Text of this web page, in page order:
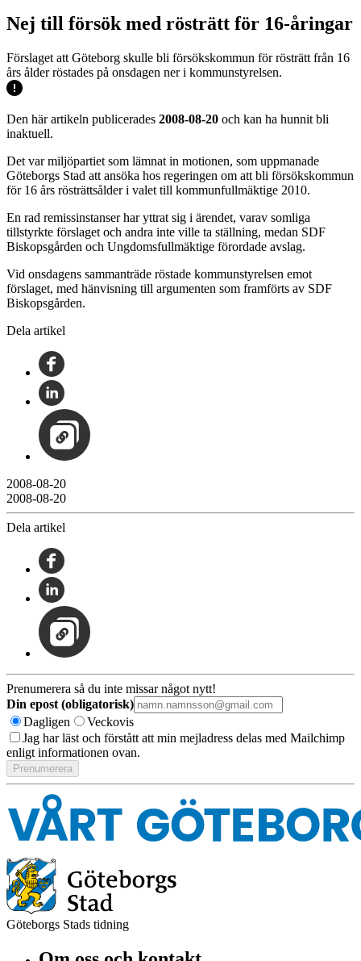
Nej till försök med rösträtt för 16-åringar
Förslaget att Göteborg skulle bli försökskommun för rösträtt från 16
års ålder röstades på onsdagen ner i kommunstyrelsen.
Den här artikeln publicerades 2008-08-20 och kan ha hunnit bli
inaktuell.
Det var miljöpartiet som lämnat in motionen, som uppmanade
Göteborgs Stad att ansöka hos regeringen om att bli försökskommun
för 16 års rösträttsålder i valet till kommunfullmäktige 2010.
En rad remissinstanser har yttrat sig i ärendet, varav somliga
tillstyrkte förslaget och andra inte ville ta ställning, medan SDF
Biskopsgården och Ungdomsfullmäktige förordade avslag.
Vid onsdagens sammanträde röstade kommunstyrelsen emot
förslaget, med hänvisning till argumenten som framförts av SDF
Biskopsgården.
Dela artikel
2008-08-20
2008-08-20
Dela artikel
Prenumerera så du inte missar något nytt!
Din epost (obligatorisk)
Dagligen
Veckovis
Jag har läst och förstått att min mejladress delas med Mailchimp
enligt informationen ovan.
Göteborgs Stads tidning